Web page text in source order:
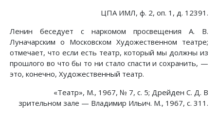
ЦПА ИМЛ, ф. 2, оп. 1, д. 12391.
Ленин беседует с наркомом просвещения А. В.
Луначарским о Московском Художественном театре;
отмечает, что если есть театр, который мы должны из
прошлого во что бы то ни стало спасти и сохранить, —
это, конечно, Художественный театр.
«Театр», М., 1967, № 7, с. 5; Дрейден С. Д. В
зрительном зале — Владимир Ильич. М., 1967, с. 311.